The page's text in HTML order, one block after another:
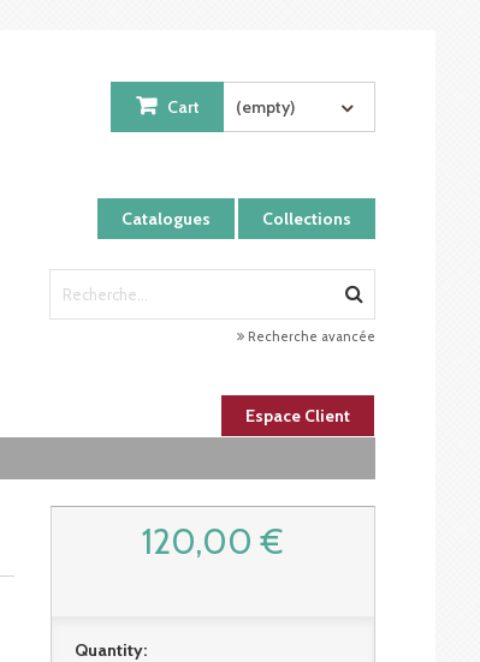
Catalogues Collections
Cart (empty)
Recherche avancée
Espace Client
120,00 €
Quantity: